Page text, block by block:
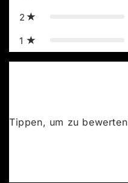
2
1
Tippen, um zu bewerten